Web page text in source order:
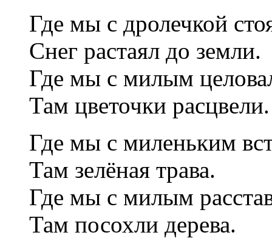
Где мы с дролечкой
Снег растаял до земли.
Где мы с милым
Там цветочки расцвели.
Где мы с миленьким
Там зелёная трава.
Где мы с милым
Там посохли дерева.